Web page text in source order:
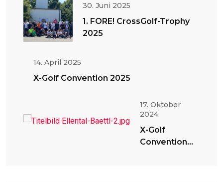
30. Juni 2025
1. FORE! CrossGolf-Trophy
2025
14. April 2025
X-Golf Convention 2025
17. Oktober
2024
X-Golf
Convention